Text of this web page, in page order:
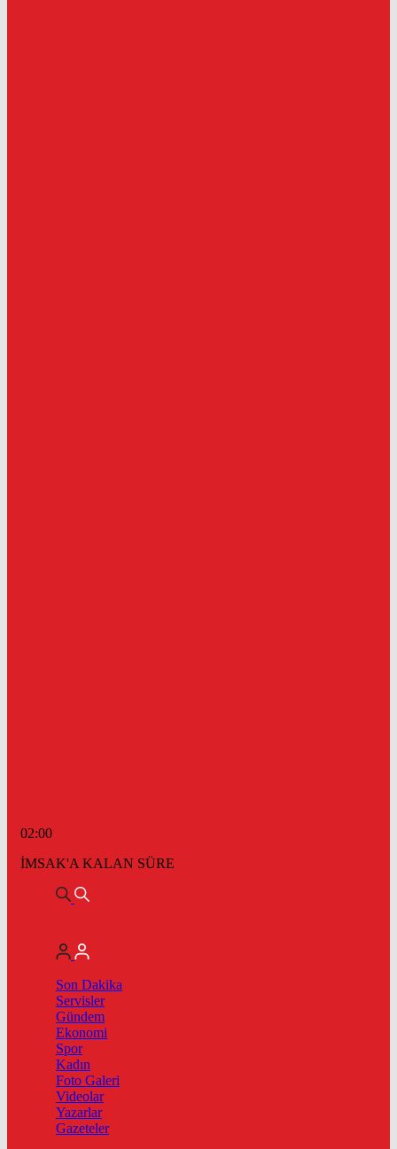
02:00
İMSAK'A KALAN SÜRE
Son Dakika
Servisler
Gündem
Ekonomi
Spor
Kadın
Foto Galeri
Videolar
Yazarlar
Gazeteler